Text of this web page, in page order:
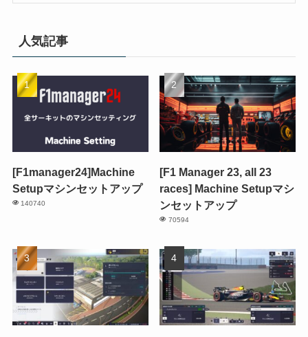
人気記事
[F1manager24]Machine
Setupマシンセットアップ
140740
[F1 Manager 23, all 23
races] Machine Setupマシ
ンセットアップ
70594